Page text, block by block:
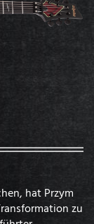
hat Przym
zu